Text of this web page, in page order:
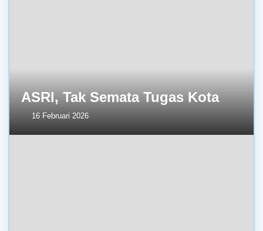
ASRI, Tak Semata Tugas Kota
16 Februari 2026